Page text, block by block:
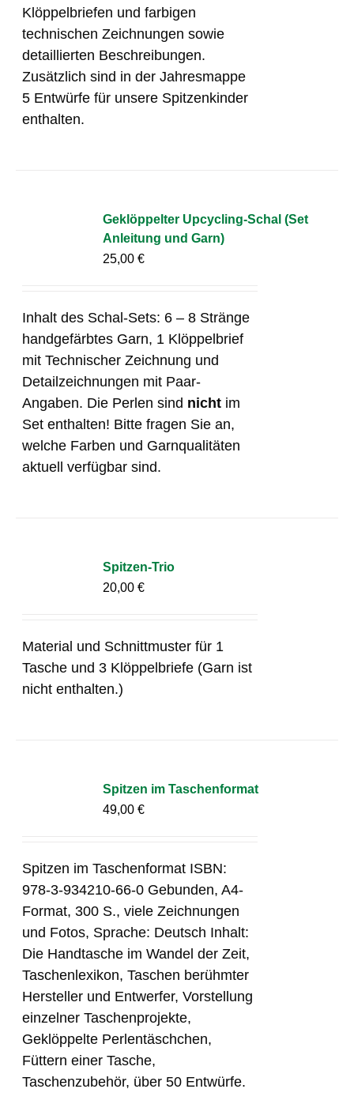
Klöppelbriefen und farbigen
technischen Zeichnungen sowie
detaillierten Beschreibungen.
Zusätzlich sind in der Jahresmappe
5 Entwürfe für unsere Spitzenkinder
enthalten.
Geklöppelter Upcycling-Schal (Set
Anleitung und Garn)
25,00€
Inhalt des Schal-Sets: 6 – 8 Stränge
handgefärbtes Garn, 1 Klöppelbrief
mit Technischer Zeichnung und
Detailzeichnungen mit Paar-
Angaben. Die Perlen sind nicht im
Set enthalten! Bitte fragen Sie an,
welche Farben und Garnqualitäten
aktuell verfügbar sind.
Spitzen-Trio
20,00€
Material und Schnittmuster für 1
Tasche und 3 Klöppelbriefe (Garn ist
nicht enthalten.)
Spitzen im Taschenformat
49,00€
Spitzen im Taschenformat ISBN:
978-3-934210-66-0 Gebunden, A4-
Format, 300 S., viele Zeichnungen
und Fotos, Sprache: Deutsch Inhalt:
Die Handtasche im Wandel der Zeit,
Taschenlexikon, Taschen berühmter
Hersteller und Entwerfer, Vorstellung
einzelner Taschenprojekte,
Geklöppelte Perlentäschchen,
Füttern einer Tasche,
Taschenzubehör, über 50 Entwürfe.